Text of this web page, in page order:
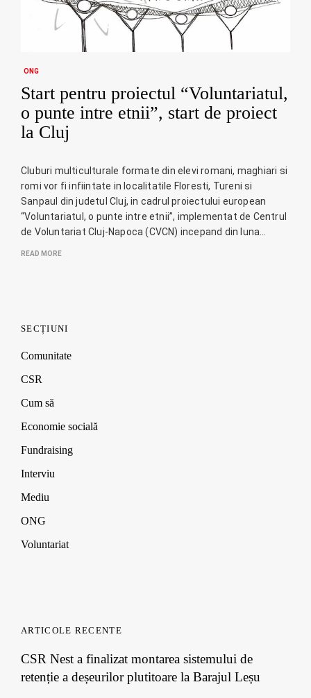
ONG
Start pentru proiectul “Voluntariatul,
o punte intre etnii”, start de proiect
la Cluj
Cluburi multiculturale formate din elevi romani, maghiari si
romi vor fi infiintate in localitatile Floresti, Tureni si
Sanpaul din judetul Cluj, in cadrul proiectului european
“Voluntariatul, o punte intre etnii”, implementat de Centrul
de Voluntariat Cluj-Napoca (CVCN) incepand din luna…
READ MORE
SECȚIUNI
Comunitate
CSR
Cum să
Economie socială
Fundraising
Interviu
Mediu
ONG
Voluntariat
ARTICOLE RECENTE
CSR Nest a finalizat montarea sistemului de
retenție a deșeurilor plutitoare la Barajul Leșu